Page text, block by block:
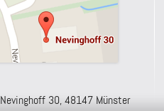
Nevinghoff 30, 48147 Münster